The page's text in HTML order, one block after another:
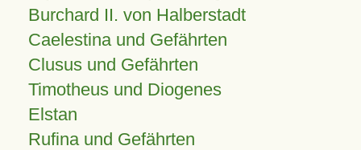
Burchard II. von Halberstadt
Caelestina und Gefährten
Clusus und Gefährten
Timotheus und Diogenes
Elstan
Rufina und Gefährten